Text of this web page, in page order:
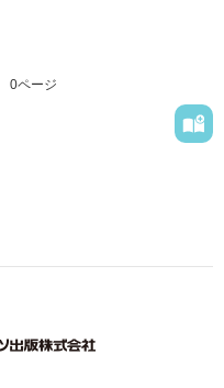
ありがとうございまし
ついて知っていただけた
ホラーです。
0ページ